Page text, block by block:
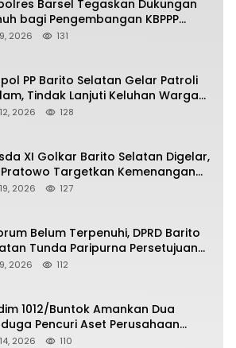
Barsel Tegaskan Dukungan
bagi Pengembangan KBPPP
Tengah
2026 131
PP Barito Selatan Gelar Patroli
Tindak Lanjuti Keluhan Warga
Balap Liar dan Remaja Nongkrong
2026 128
XI Golkar Barito Selatan Digelar,
Pratowo Targetkan Kemenangan
pada Pemilu Mendatang
2026 127
Belum Terpenuhi, DPRD Barito
Tunda Paripurna Persetujuan
Pertanggungjawaban APBD
2026 112
1012/Buntok Amankan Dua
Pencuri Aset Perusahaan
Satgas PKH, Satu Paket Diduga
2026 110